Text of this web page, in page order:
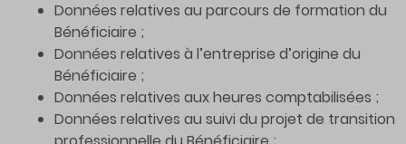
Données relatives au parcours de formation du
Bénéficiaire ;
Données relatives à l’entreprise d’origine du
Bénéficiaire ;
Données relatives aux heures comptabilisées ;
Données relatives au suivi du projet de transition